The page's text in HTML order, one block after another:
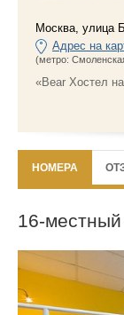
Москва улица
Адрес на
(метро:
«Bear Хостел
НОМЕРА
16-